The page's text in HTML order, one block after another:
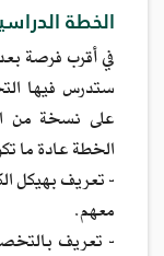
الخطة
في أقرب فرصة
ستدرس فيها
على نسخة من
الخطة عادة ما
- تعريف بهيكل
معهم.
- تعريف